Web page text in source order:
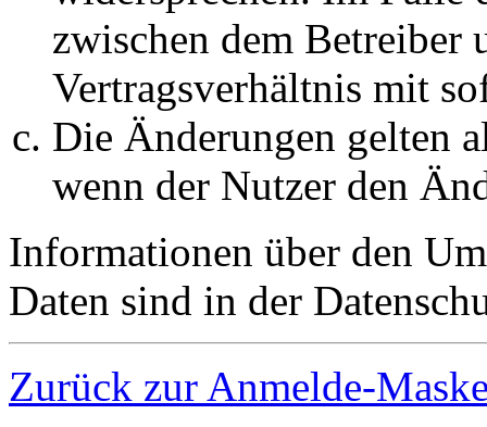
zwischen dem Betreiber
Vertragsverhältnis mit
Die Änderungen gelten
wenn der Nutzer den
Informationen über den
Daten sind in der
Zurück zur Anmelde-